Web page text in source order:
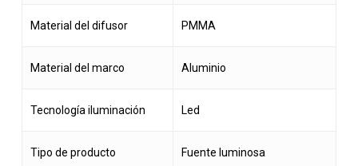
Material del difusor PMMA
Material del marco Aluminio
Tecnología iluminación Led
Tipo de producto Fuente luminosa